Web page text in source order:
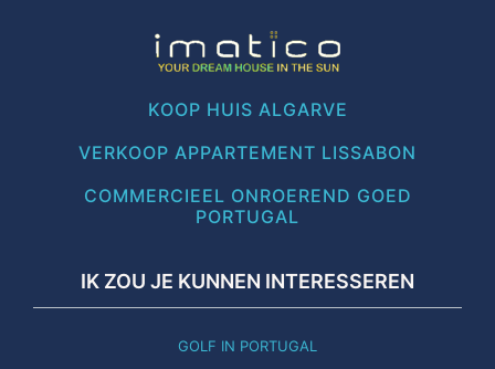
KOOP HUIS ALGARVE
VERKOOP APPARTEMENT LISSABON
COMMERCIEEL ONROEREND GOED
PORTUGAL
IK ZOU JE KUNNEN INTERESSEREN
GOLF IN PORTUGAL